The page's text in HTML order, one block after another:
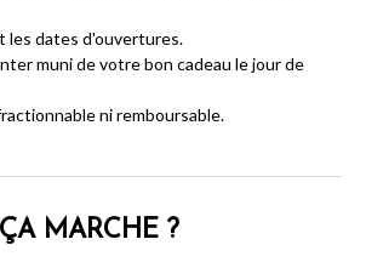
les dates d'ouvertures.
muni de votre bon cadeau le jour de
ni remboursable.
MARCHE ?